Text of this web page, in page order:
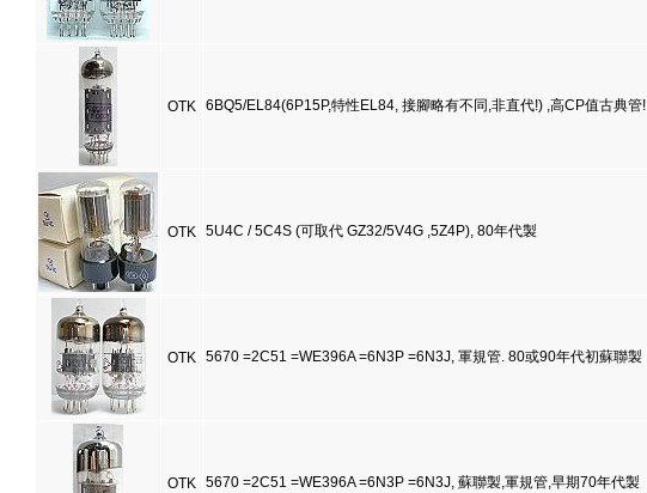
OTK 6BQ5/EL84(6P15P,特性EL84, 接腳略有不同,非直代!) ,高CP值古典管!
OTK 5U4C / 5C4S (可取代 GZ32/5V4G ,5Z4P), 80年代製
OTK 5670 =2C51 =WE396A =6N3P =6N3J, 軍規管. 80或90年代初蘇聯製
OTK 5670 =2C51 =WE396A =6N3P =6N3J, 蘇聯製,軍規管,早期70年代製